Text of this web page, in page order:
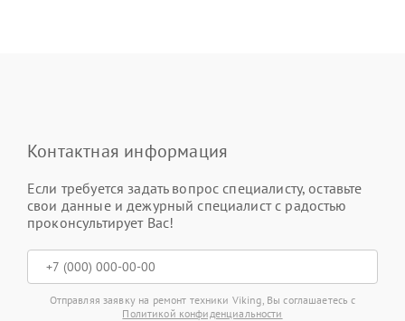
Контактная информация
Если требуется задать вопрос специалисту, оставьте
свои данные и дежурный специалист с радостью
проконсультирует Вас!
Отправляя заявку на ремонт техники Viking, Вы соглашаетесь с
Политикой конфиденциальности